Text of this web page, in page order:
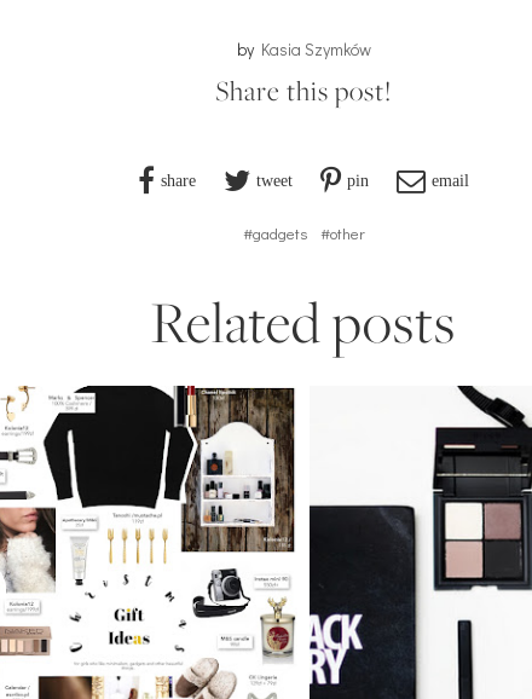
by Kasia Szymków
Share this post!
share tweet pin email
#gadgets #other
Related posts